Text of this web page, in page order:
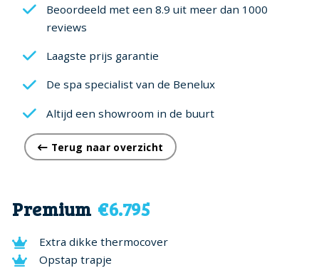
Beoordeeld met een 8.9 uit meer dan 1000
reviews
Laagste prijs garantie
De spa specialist van de Benelux
Altijd een showroom in de buurt
Terug naar overzicht
Premium €6.795
Extra dikke thermocover
Opstap trapje